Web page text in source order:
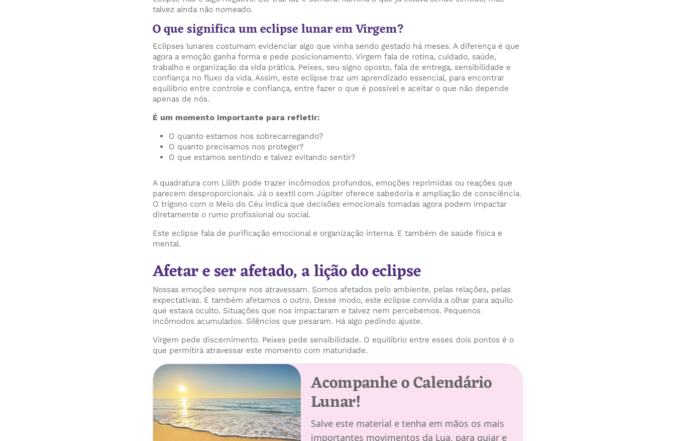
talvez ainda não nomeado.
O que significa um eclipse lunar em Virgem?
Eclipses lunares costumam evidenciar algo que vinha sendo gestado há meses. A diferença é que
agora a emoção ganha forma e pede posicionamento. Virgem fala de rotina, cuidado, saúde,
trabalho e organização da vida prática. Peixes, seu signo oposto, fala de entrega, sensibilidade e
confiança no fluxo da vida. Assim, este eclipse traz um aprendizado essencial, para encontrar
equilíbrio entre controle e confiança, entre fazer o que é possível e aceitar o que não depende
apenas de nós.
É um momento importante para refletir:
O quanto estamos nos sobrecarregando?
O quanto precisamos nos proteger?
O que estamos sentindo e talvez evitando sentir?
A quadratura com Lilith pode trazer incômodos profundos, emoções reprimidas ou reações que
parecem desproporcionais. Já o sextil com Júpiter oferece sabedoria e ampliação de consciência.
O trígono com o Meio do Céu indica que decisões emocionais tomadas agora podem impactar
diretamente o rumo profissional ou social.
Este eclipse fala de purificação emocional e organização interna. E também de saúde física e
mental.
Afetar e ser afetado, a lição do eclipse
Nossas emoções sempre nos atravessam. Somos afetados pelo ambiente, pelas relações, pelas
expectativas. E também afetamos o outro. Desse modo, este eclipse convida a olhar para aquilo
que estava oculto. Situações que nos impactaram e talvez nem percebemos. Pequenos
incômodos acumulados. Silêncios que pesaram. Há algo pedindo ajuste.
Virgem pede discernimento. Peixes pede sensibilidade. O equilíbrio entre esses dois pontos é o
que permitirá atravessar este momento com maturidade.
Acompanhe o Calendário
Lunar!
Salve este material e tenha em mãos os mais
importantes movimentos da Lua, para guiar e